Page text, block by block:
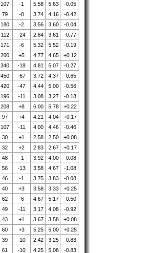
107 -1 5.58 5.63
-0.05
79 -8 3.74 4.16
-0.42
180 -2 3.56 3.60
-0.04
112 -24 2.84 3.61
-0.77
171 -6 5.32 5.52
-0.19
200 +5 4.77 4.65
+0.12
340 -18 4.81 5.07
-0.27
450 -67 3.72 4.37
-0.65
420 -47 4.44 5.00
-0.56
196 -11 3.08 3.27
-0.18
208 +8 6.00 5.78
+0.22
97 +4 4.21 4.04
+0.17
107 -11 4.00 4.46
-0.46
30 +1 2.58 2.50
+0.08
32 +2 2.83 2.67
+0.17
48 -1 3.92 4.00
-0.08
56 -13 3.58 4.67
-1.08
46 -1 3.75 3.83
-0.08
40 +3 3.58 3.33
+0.25
62 -6 4.67 5.17
-0.50
49 -11 3.17 4.08
-0.92
43 +1 3.67 3.58
+0.08
60 +3 5.25 5.00
+0.25
39 -10 2.42 3.25
-0.83
61 -10 4.25 5.08
-0.83